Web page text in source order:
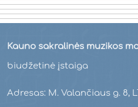
Kauno sakralinės muzikos
biudžetinė įstaiga
Adresas: M. Valančiaus g. 8,